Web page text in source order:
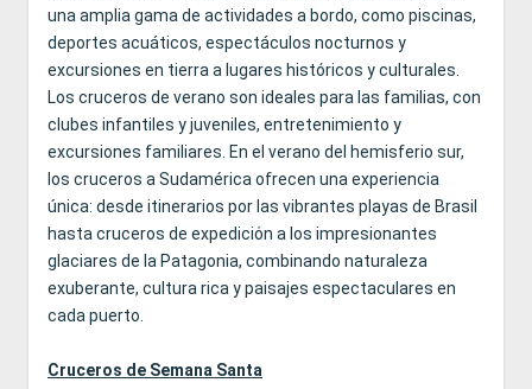
una amplia gama de actividades a bordo, como piscinas,
deportes acuáticos, espectáculos nocturnos y
excursiones en tierra a lugares históricos y culturales.
Los cruceros de verano son ideales para las familias, con
clubes infantiles y juveniles, entretenimiento y
excursiones familiares. En el verano del hemisferio sur,
los cruceros a Sudamérica ofrecen una experiencia
única: desde itinerarios por las vibrantes playas de Brasil
hasta cruceros de expediciόn a los impresionantes
glaciares de la Patagonia, combinando naturaleza
exuberante, cultura rica y paisajes espectaculares en
cada puerto.
Cruceros de Semana Santa